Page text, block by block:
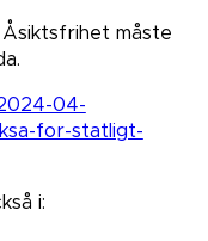
måste
04-
for-statligt-
i: